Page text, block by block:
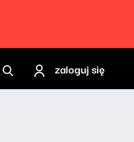
zaloguj się